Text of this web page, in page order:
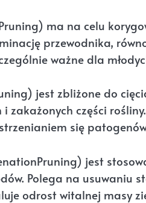
ma na celu
przewodnika,
ważne dla
jest zbliżone do
zakażonych części
się
jest
Polega na usuwaniu
odrost witalnej masy